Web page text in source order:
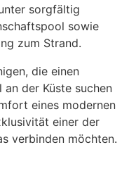
sorgfältig
sowie
zum Strand.
die einen
der Küste suchen
eines modernen
einer der
verbinden möchten.